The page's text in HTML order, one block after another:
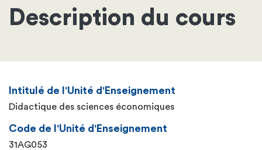
d'Ariane
Description du cours
Intitulé de l'Unité d'Enseignement
Didactique des sciences économiques
Code de l'Unité d'Enseignement
31AG053